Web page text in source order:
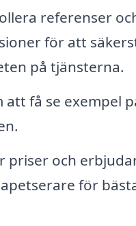
referenser
för att
på tjänsterna.
att få se exempel
priser och
för